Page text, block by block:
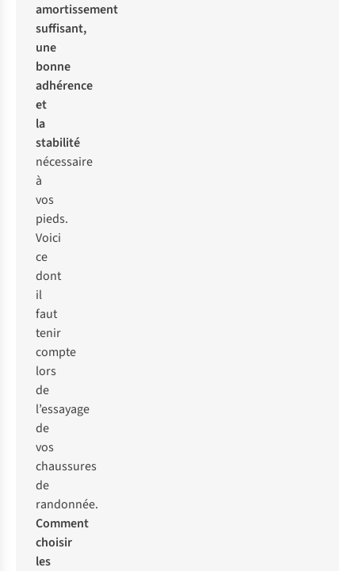
amortissement
suffisant,
une
bonne
adhérence
et
la
stabilité
nécessaire
à
vos
pieds.
Voici
ce
dont
il
faut
tenir
compte
lors
de
l’essayage
de
vos
chaussures
de
randonnée.
Comment
choisir
les